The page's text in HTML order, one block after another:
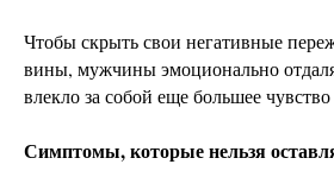
Чтобы скрыть свои негативные
вины, мужчины эмоционально
влекло за собой еще большее
Симптомы, которые нельзя